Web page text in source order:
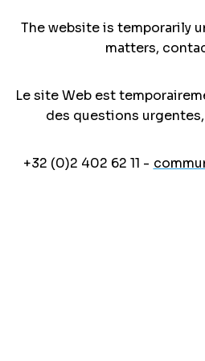
The website is temporarily
matters,
Le site Web est
des questions
+32 (0)2 402 62 11 -